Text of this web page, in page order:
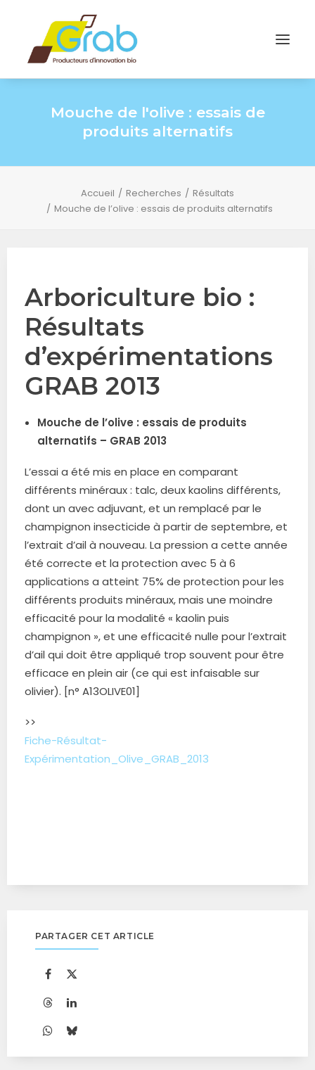
Mouche de l'olive : essais de
produits alternatifs
Accueil Recherches
Résultats
Mouche de l’olive : essais de produits alternatifs
Arboriculture bio :
Résultats
d’expérimentations
GRAB 2013
Mouche de l’olive : essais de produits
alternatifs – GRAB 2013
L’essai a été mis en place en comparant
différents minéraux : talc, deux kaolins différents,
dont un avec adjuvant, et un remplacé par le
champignon insecticide à partir de septembre, et
l’extrait d’ail à nouveau. La pression a cette année
été correcte et la protection avec 5 à 6
applications a atteint 75% de protection pour les
différents produits minéraux, mais une moindre
efficacité pour la modalité « kaolin puis
champignon », et une efficacité nulle pour l’extrait
d’ail qui doit être appliqué trop souvent pour être
efficace en plein air (ce qui est infaisable sur
olivier). [n° A13OLIVE01]
>>
Fiche-Résultat-
Expérimentation_Olive_GRAB_2013
PARTAGER CET ARTICLE